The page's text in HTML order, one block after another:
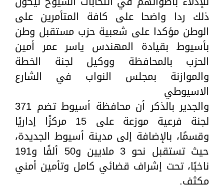
ذلك ردا واضحا على كافة المتأمرين على
الوطن مؤكدا على شعبية حزب مستقبل وطن
بأسيوط بقيادة المهندس ياسر عمر أمين
الحزب بالمحافظة ووكيل لجنة الخطة
والموازنة بمجلس النواب في الشارع
الاسيوطي
والجدير بالذكر أن محافظة أسيوط تضم 371
لجنة فرعية موزعة على 15 مركزًا إداريًا
وقسمًا، بالإضافة إلى مدينة أسيوط الجديدة،
حيث تستقبل نحو 3 ملايين و50 ألفًا و191
ناخبًا، تحت إشراف قضائي كامل وتأمين أمني
مكثف.